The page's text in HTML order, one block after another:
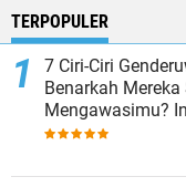
TERPOPULER
7 Ciri-Ciri
Benarkah Mereka
Mengawasimu?
Sering Diabaikan